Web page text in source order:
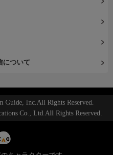
について
Guide, Inc.All Rights Reserved.
Co., Ltd.All Rights Reserved.